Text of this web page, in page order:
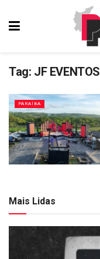
Tag: JF EVENTOS
PARAÍBA
Mais Lidas